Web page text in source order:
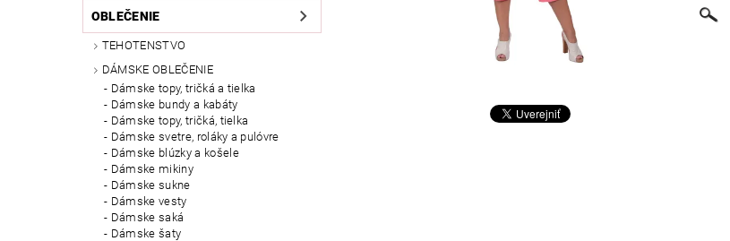
OBLEČENIE
TEHOTENSTVO
DÁMSKE OBLEČENIE
Dámske topy, tričká a tielka
Dámske bundy a kabáty
Dámske topy, tričká, tielka
Dámske svetre, roláky a pulóvre
Dámske blúzky a košele
Dámske mikiny
Dámske sukne
Dámske vesty
Dámske saká
Dámske šaty